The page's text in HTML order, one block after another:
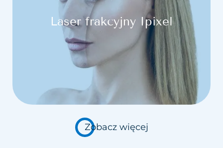
Laser frakcyjny Ipixel
Zobacz więcej